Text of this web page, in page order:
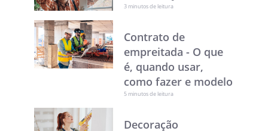
3 minutos de leitura
Contrato de
empreitada - O que
é, quando usar,
como fazer e modelo
5 minutos de leitura
Decoração